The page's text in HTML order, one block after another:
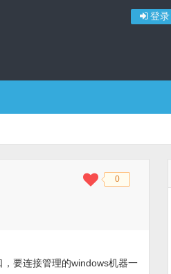
登录
◆◆ 0
要连接管理的windows机器一